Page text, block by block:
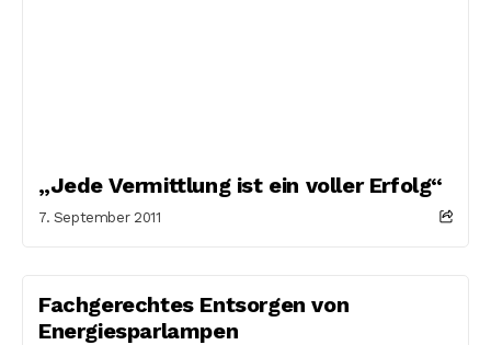
„Jede Vermittlung ist ein voller Erfolg“
7. September 2011
Fachgerechtes Entsorgen von
Energiesparlampen